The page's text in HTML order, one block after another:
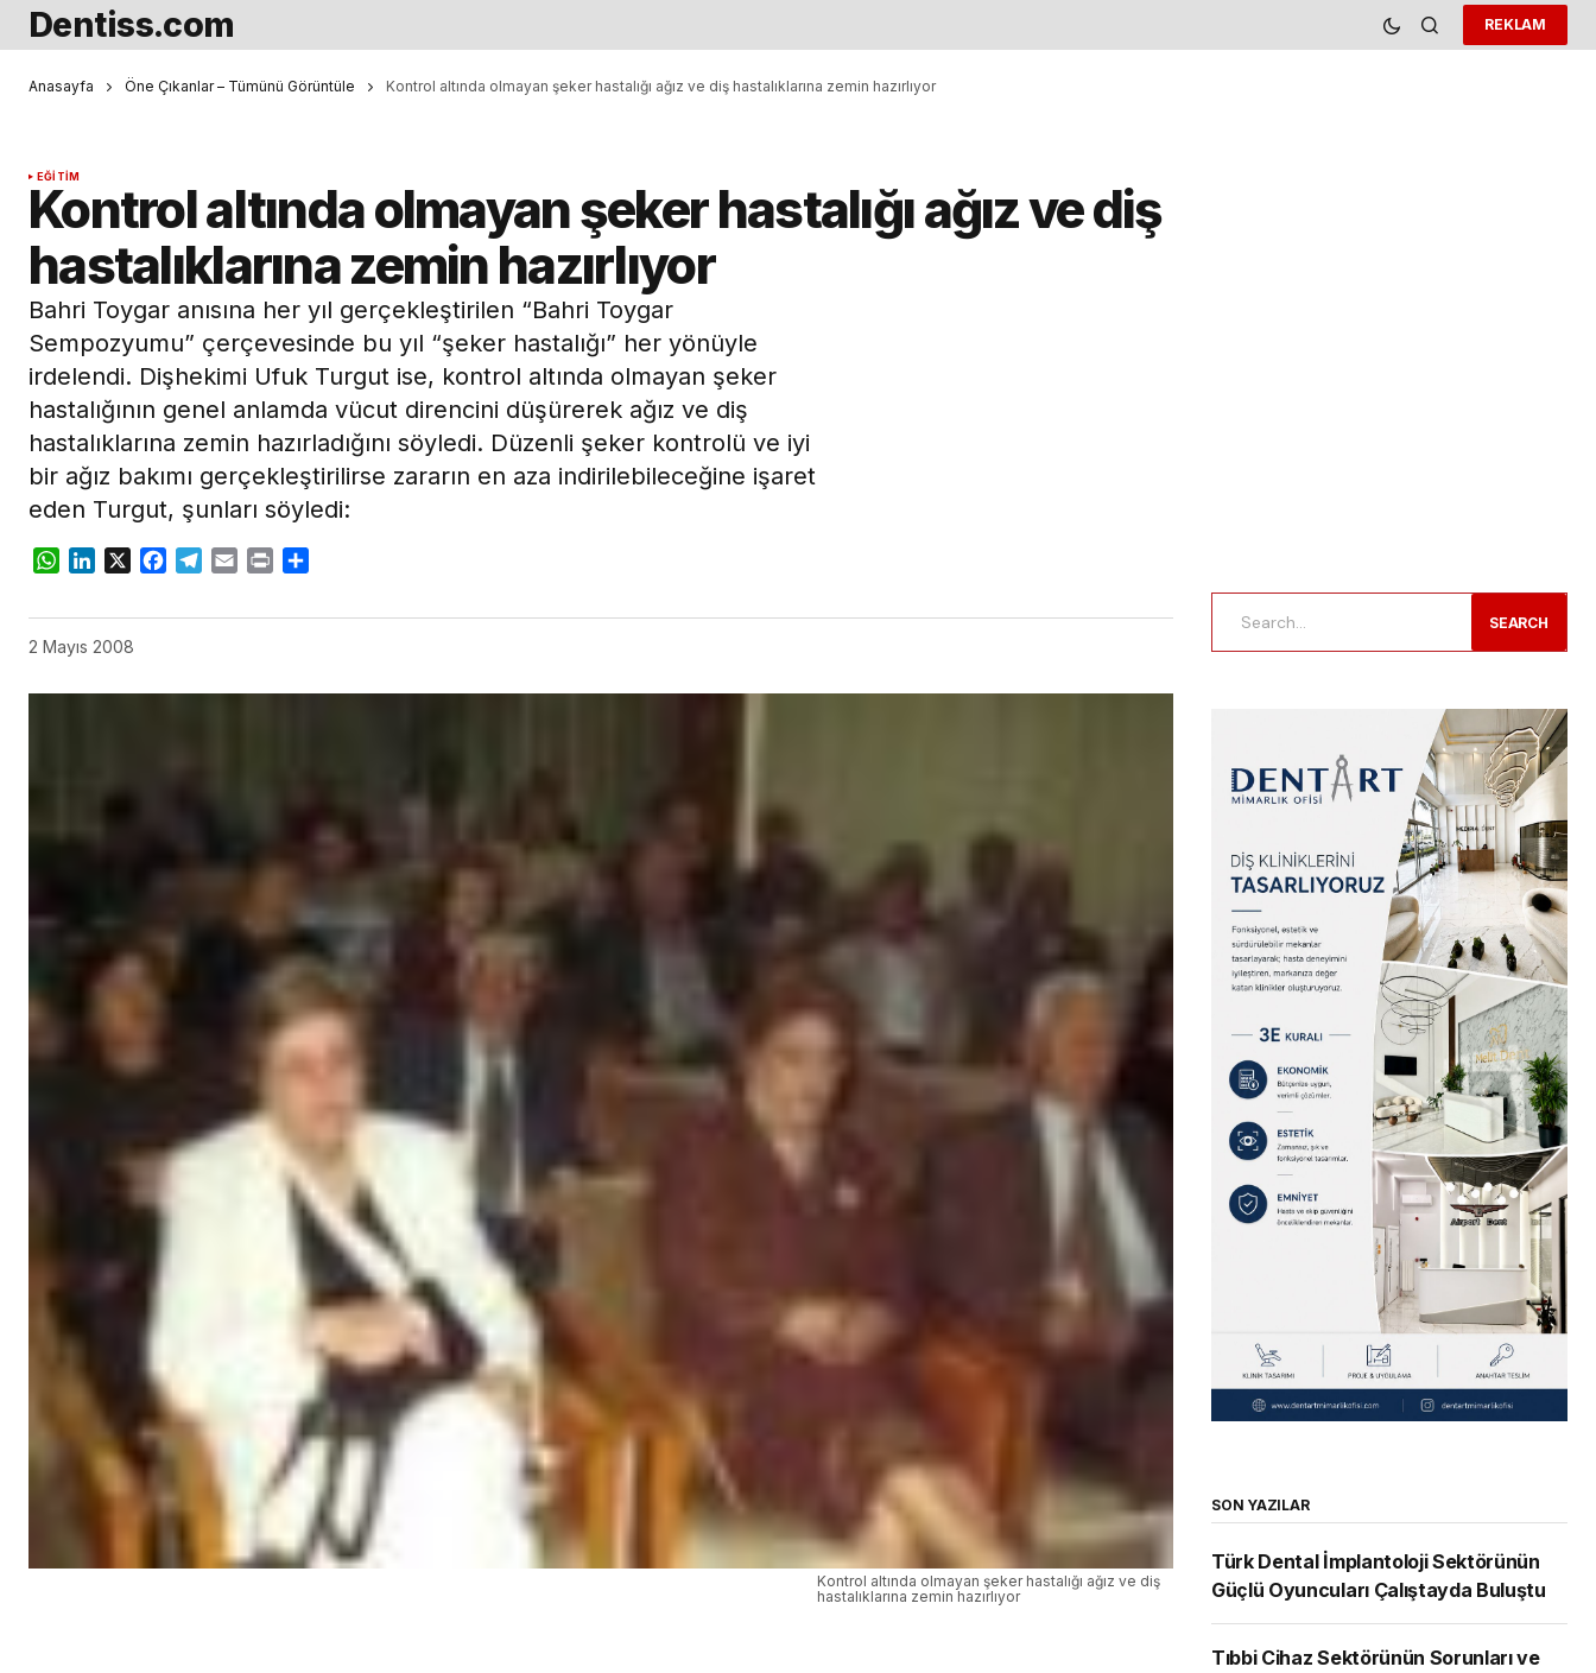
Dentiss.com REKLAM
Anasayfa Öne Çıkanlar – Tümünü Görüntüle Kontrol altında olmayan şeker hastalığı ağız ve diş hastalıklarına zemin hazırlıyor
EĞITIM
Kontrol altında olmayan şeker hastalığı ağız ve diş
hastalıklarına zemin hazırlıyor
Bahri Toygar anısına her yıl gerçekleştirilen “Bahri Toygar
Sempozyumu” çerçevesinde bu yıl “şeker hastalığı” her yönüyle
irdelendi. Dişhekimi Ufuk Turgut ise, kontrol altında olmayan şeker
hastalığının genel anlamda vücut direncini düşürerek ağız ve diş
hastalıklarına zemin hazırladığını söyledi. Düzenli şeker kontrolü ve iyi
bir ağız bakımı gerçekleştirilirse zararın en aza indirilebileceğine işaret
eden Turgut, şunları söyledi:
WhatsApp
LinkedIn
X Facebook
Telegram
Email Print
2 Mayıs 2008
Kontrol altında olmayan şeker hastalığı ağız ve diş
hastalıklarına zemin hazırlıyor
SEARCH
SON YAZILAR
Türk Dental İmplantoloji Sektörünün
Güçlü Oyuncuları Çalıştayda Buluştu
Tıbbi Cihaz Sektörünün Sorunları ve